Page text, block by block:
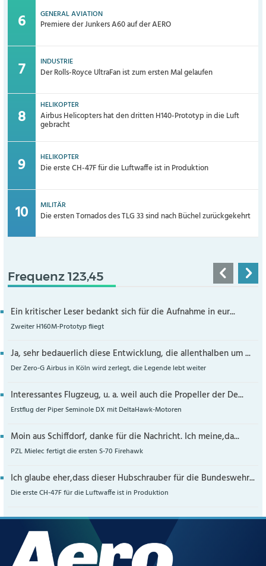
GENERAL AVIATION
Premiere der Junkers A60 auf der AERO
INDUSTRIE
Der Rolls-Royce UltraFan ist zum ersten Mal gelaufen
HELIKOPTER
Airbus Helicopters hat den dritten H140-Prototyp in die Luft
gebracht
HELIKOPTER
Die erste CH-47F für die Luftwaffe ist in Produktion
MILITÄR
Die ersten Tornados des TLG 33 sind nach Büchel zurückgekehrt
Frequenz 123,45
Ein kritischer Leser bedankt sich für die Aufnahme in eur...
Zweiter H160M-Prototyp fliegt
Ja, sehr bedauerlich diese Entwicklung, die allenthalben um ...
Der Zero-G Airbus in Köln wird zerlegt, die Legende lebt weiter
Interessantes Flugzeug, u. a. weil auch die Propeller der De...
Erstflug der Piper Seminole DX mit DeltaHawk-Motoren
Moin aus Schiffdorf, danke für die Nachricht. Ich meine,da...
PZL Mielec fertigt die ersten S-70 Firehawk
Ich glaube eher,dass dieser Hubschrauber für die Bundeswehr...
Die erste CH-47F für die Luftwaffe ist in Produktion